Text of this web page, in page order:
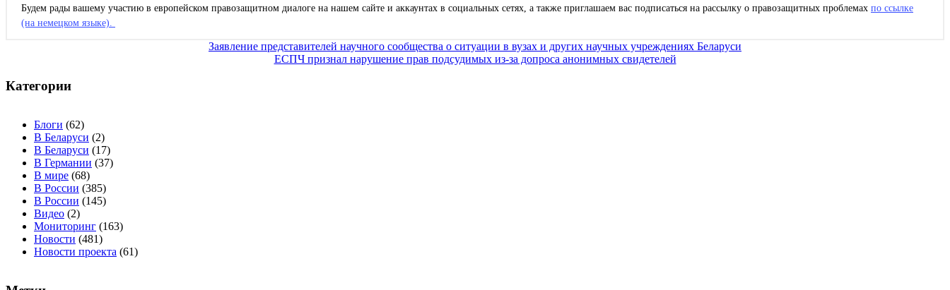
Будем рады вашему участию в европейском правозащитном диалоге на нашем сайте и аккаунтах в социальных сетях, а также приглашаем вас подписаться на рассылку о правозащитных проблемах по ссылке
(на немецком языке).
записям
Заявление представителей научного сообщества о ситуации в вузах и других научных учреждениях Беларуси
ЕСПЧ признал нарушение прав подсудимых из-за допроса анонимных свидетелей
Категории
Блоги (62)
В Беларуси (2)
В Беларуси (17)
В Германии (37)
В мире (68)
В России (385)
В России (145)
Видео (2)
Мониторинг (163)
Новости (481)
Новости проекта (61)